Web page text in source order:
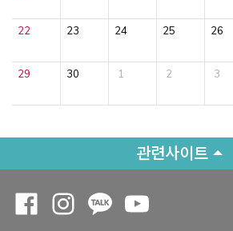
22 23 24 25 26
29 30 1 2 3
관련사이트
Opens a new window
Opens a new window
Opens a new window